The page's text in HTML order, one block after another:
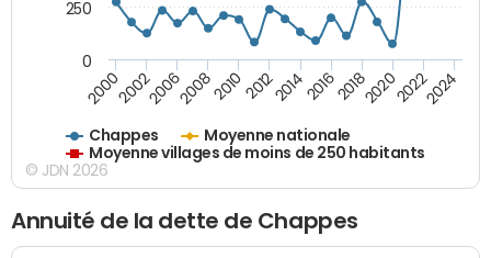
Chappes
Moyenne nationale
Moyenne villages de moins de 250 habitants
200020022006200820102012201420162018202020222024
0
250
© JDN 2026
Annuité de la dette de Chappes